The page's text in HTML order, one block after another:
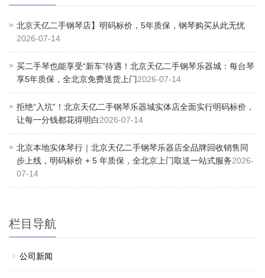
北京天亿二手钢琴店】明码标价，5年质保，钢琴购买从此无忧
2026-07-14
买二手琴也能享受“新车”待遇！北京天亿二手钢琴乐器城：每台琴
享5年质保，全北京免费送货上门2026-07-14
拒绝“入坑”！北京天亿二手钢琴乐器城实体店全面实行明码标价，
让每一分钱都花得明白2026-07-14
北京本地实体琴行｜北京天亿二手钢琴乐器店全品牌回收销售同
步上线，明码标价 + 5 年质保，全北京上门取送一站式服务2026-
07-14
栏目导航
公司新闻